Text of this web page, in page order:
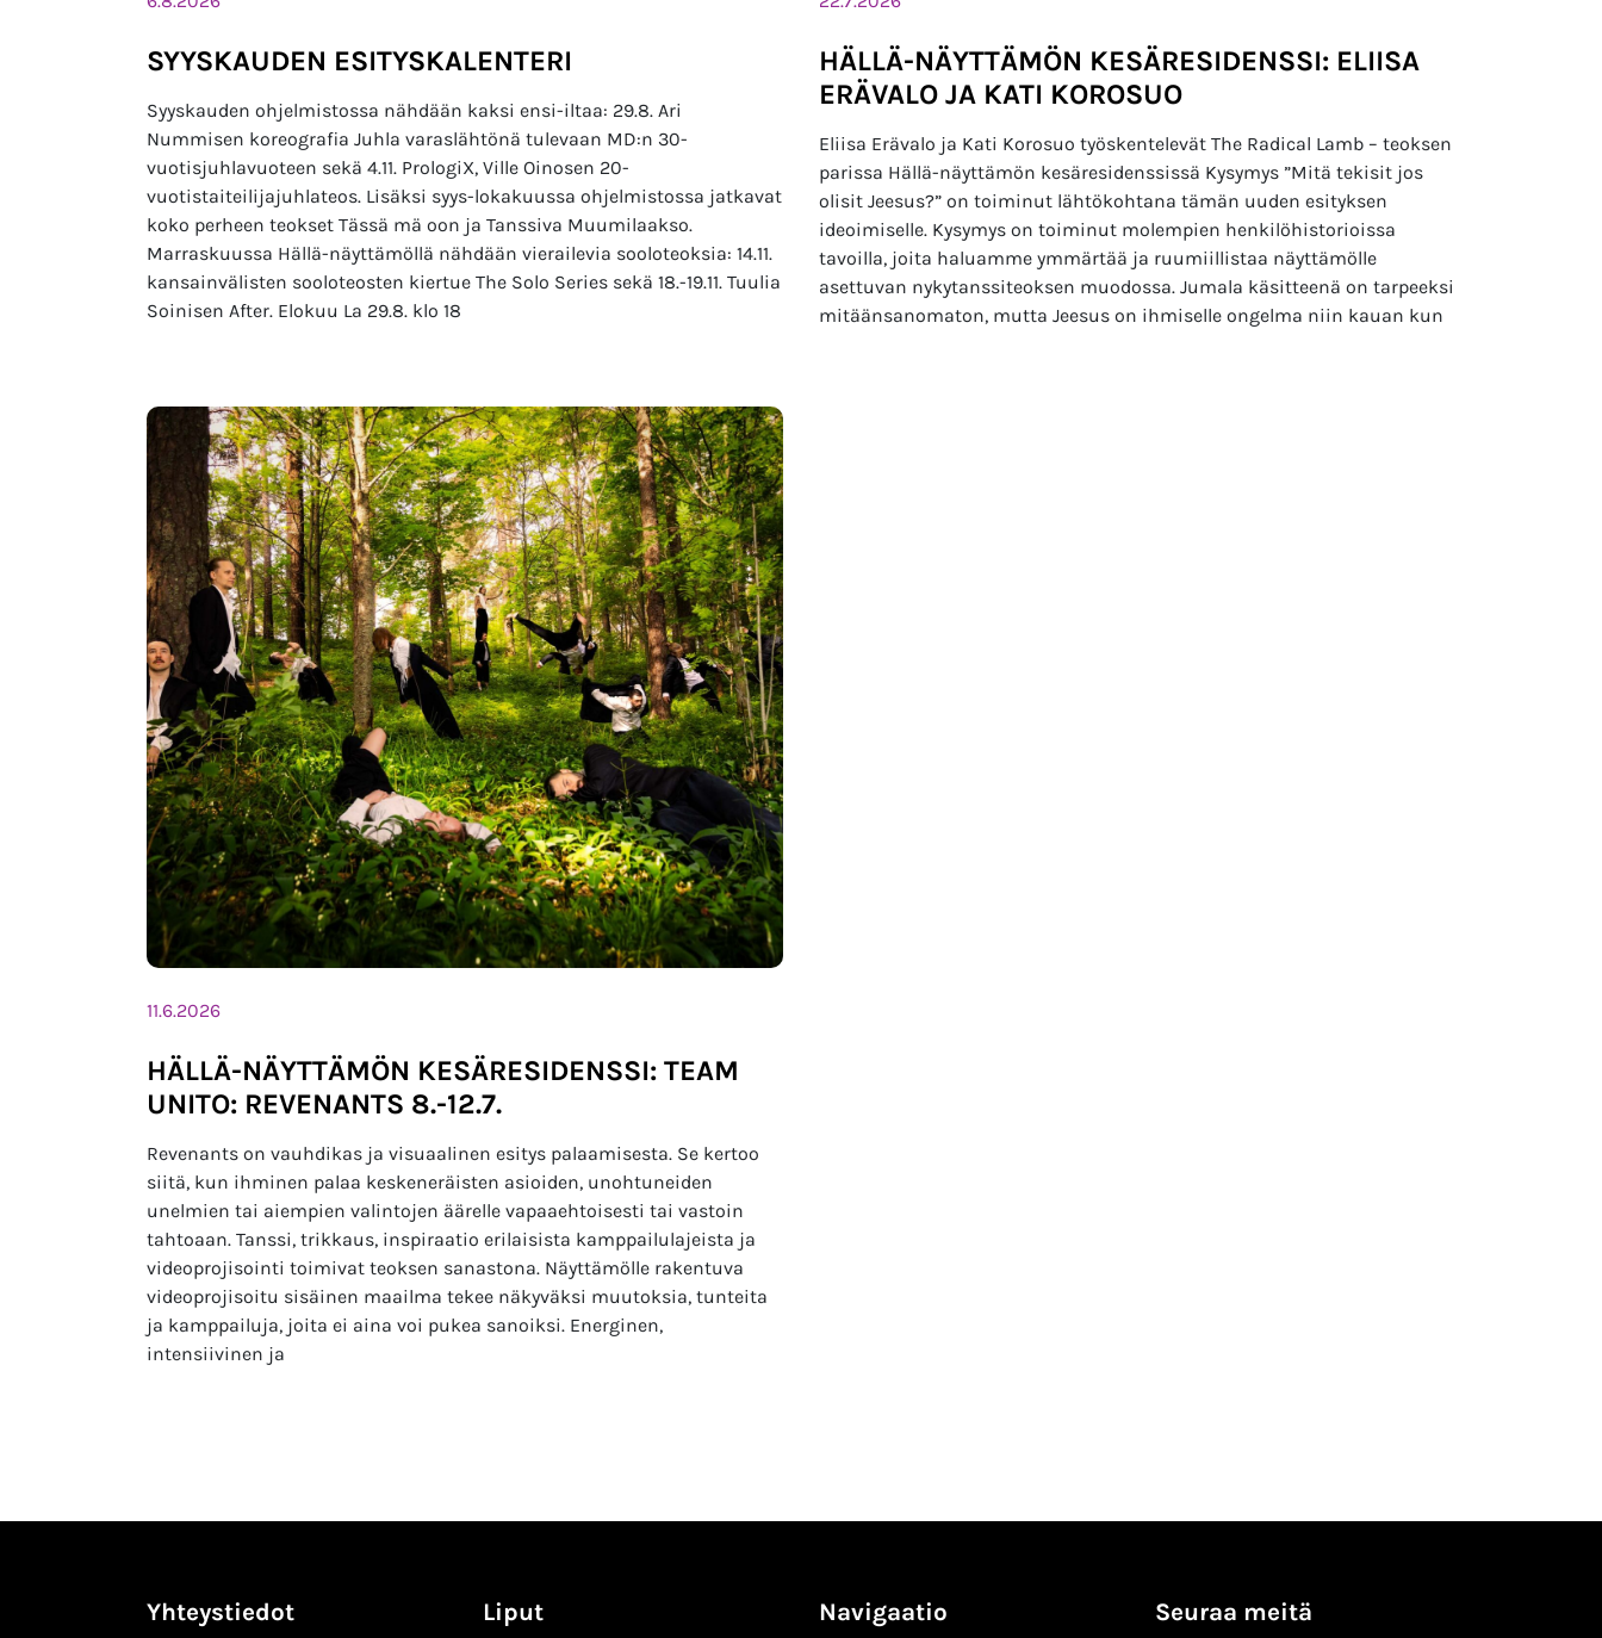
SYYSKAUDEN ESITYSKALENTERI
Syyskauden ohjelmistossa nähdään kaksi ensi-iltaa: 29.8. Ari
Nummisen koreografia Juhla varaslähtönä tulevaan MD:n 30-
vuotisjuhlavuoteen sekä 4.11. PrologiX, Ville Oinosen 20-
vuotistaiteilijajuhlateos. Lisäksi syys-lokakuussa ohjelmistossa jatkavat
koko perheen teokset Tässä mä oon ja Tanssiva Muumilaakso.
Marraskuussa Hällä-näyttämöllä nähdään vierailevia sooloteoksia: 14.11.
kansainvälisten sooloteosten kiertue The Solo Series sekä 18.-19.11. Tuulia
Soinisen After. Elokuu La 29.8. klo 18
HÄLLÄ-NÄYTTÄMÖN KESÄRESIDENSSI: ELIISA
ERÄVALO JA KATI KOROSUO
Eliisa Erävalo ja Kati Korosuo työskentelevät The Radical Lamb – teoksen
parissa Hällä-näyttämön kesäresidenssissä Kysymys ”Mitä tekisit jos
olisit Jeesus?” on toiminut lähtökohtana tämän uuden esityksen
ideoimiselle. Kysymys on toiminut molempien henkilöhistorioissa
tavoilla, joita haluamme ymmärtää ja ruumiillistaa näyttämölle
asettuvan nykytanssiteoksen muodossa. Jumala käsitteenä on tarpeeksi
mitäänsanomaton, mutta Jeesus on ihmiselle ongelma niin kauan kun
11.6.2026
HÄLLÄ-NÄYTTÄMÖN KESÄRESIDENSSI: TEAM
UNITO: REVENANTS 8.-12.7.
Revenants on vauhdikas ja visuaalinen esitys palaamisesta. Se kertoo
siitä, kun ihminen palaa keskeneräisten asioiden, unohtuneiden
unelmien tai aiempien valintojen äärelle vapaaehtoisesti tai vastoin
tahtoaan. Tanssi, trikkaus, inspiraatio erilaisista kamppailulajeista ja
videoprojisointi toimivat teoksen sanastona. Näyttämölle rakentuva
videoprojisoitu sisäinen maailma tekee näkyväksi muutoksia, tunteita
ja kamppailuja, joita ei aina voi pukea sanoiksi. Energinen,
intensiivinen ja
Yhteystiedot Liput Navigaatio Seuraa meitä